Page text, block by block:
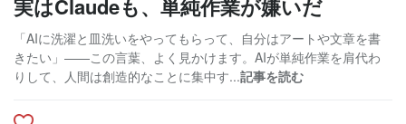
実はClaudeも、単純作業が嫌いだ
「AIに洗濯と皿洗いをやってもらって、自分はアートや文章を書
きたい」——この言葉、よく見かけます。AIが単純作業を肩代わ
りして、人間は創造的なことに集中す...記事を読む